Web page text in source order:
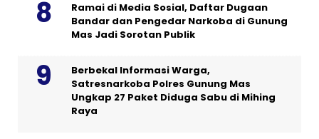
Ramai di Media Sosial, Daftar Dugaan
Bandar dan Pengedar Narkoba di Gunung
Mas Jadi Sorotan Publik
Berbekal Informasi Warga,
Satresnarkoba Polres Gunung Mas
Ungkap 27 Paket Diduga Sabu di Mihing
Raya